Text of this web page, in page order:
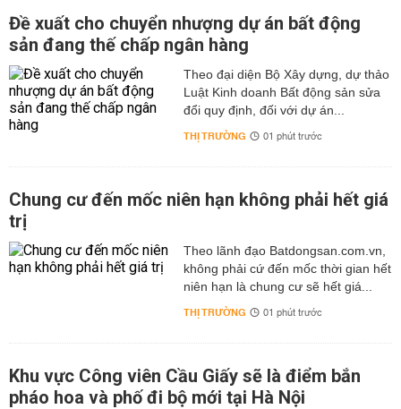
Đề xuất cho chuyển nhượng dự án bất động
sản đang thế chấp ngân hàng
Theo đại diện Bộ Xây dựng, dự thảo
Luật Kinh doanh Bất động sản sửa
đổi quy định, đối với dự án...
THỊ TRƯỜNG 01 phút trước
Chung cư đến mốc niên hạn không phải hết giá
trị
Theo lãnh đạo Batdongsan.com.vn,
không phải cứ đến mốc thời gian hết
niên hạn là chung cư sẽ hết giá...
THỊ TRƯỜNG 01 phút trước
Khu vực Công viên Cầu Giấy sẽ là điểm bắn
pháo hoa và phố đi bộ mới tại Hà Nội